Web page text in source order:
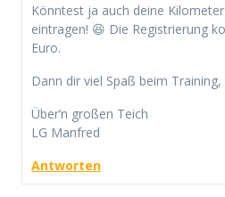
Könntest ja auch deine
eintragen! 😆 Die Registrierung
Euro.
Dann dir viel Spaß beim
Über’n großen Teich
LG Manfred
Antworten